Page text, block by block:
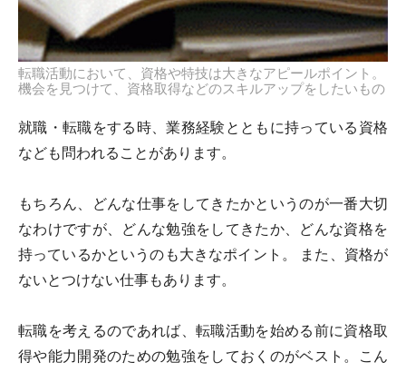
転職活動において、資格や特技は大きなアピールポイント。
機会を見つけて、資格取得などのスキルアップをしたいもの
就職・転職をする時、業務経験とともに持っている資格
なども問われることがあります。
もちろん、どんな仕事をしてきたかというのが一番大切
なわけですが、どんな勉強をしてきたか、どんな資格を
持っているかというのも大きなポイント。 また、資格が
ないとつけない仕事もあります。
転職を考えるのであれば、転職活動を始める前に資格取
得や能力開発のための勉強をしておくのがベスト。こん